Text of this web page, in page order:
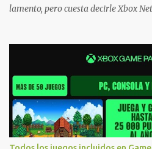
lamento, pero cuesta decirle Xbox
jugarlos y mantener un progreso
Xbox, y tenemos un listado de
necesitas una mano con las
o en vídeo para que se quiten todas
hacer compras en Xbox . Podes
de promociones desde xbox.com. El
actualizaciones regulares o